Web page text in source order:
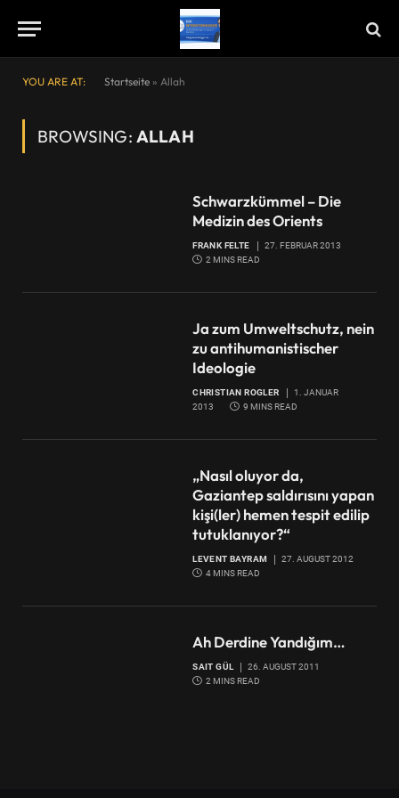
YOU ARE AT: Startseite » Allah
BROWSING: ALLAH
Schwarzkümmel – Die
Medizin des Orients
FRANK FELTE
27. FEBRUAR 2013
2 MINS READ
Ja zum Umweltschutz, nein
zu antihumanistischer
Ideologie
CHRISTIAN ROGLER
1. JANUAR
2013
9 MINS READ
„Nasıl oluyor da,
Gaziantep saldırısını yapan
kişi(ler) hemen tespit edilip
tutuklanıyor?“
LEVENT BAYRAM
27. AUGUST 2012
4 MINS READ
Ah Derdine Yandığım…
SAIT GÜL
26. AUGUST 2011
2 MINS READ